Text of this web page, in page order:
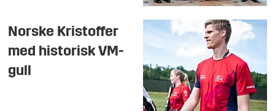
Norske Kristoffer
med historisk VM-
gull